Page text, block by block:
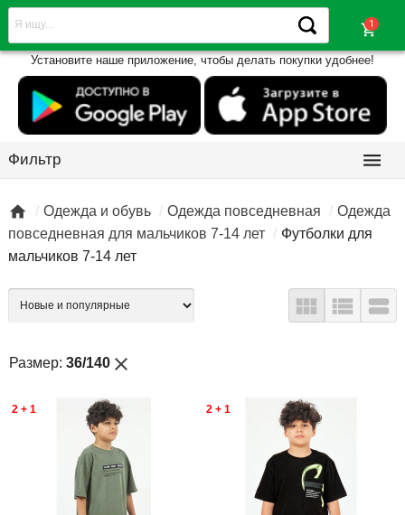
shopping_cart
Установите наше приложение, чтобы делать покупки удобнее!
Фильтр 
 Одежда и обувь Одежда повседневная
Одежда
повседневная для мальчиков 7-14 лет
Футболки для
мальчиков 7-14 лет
  
Размер: 36/140 close
2 + 1 2 + 1